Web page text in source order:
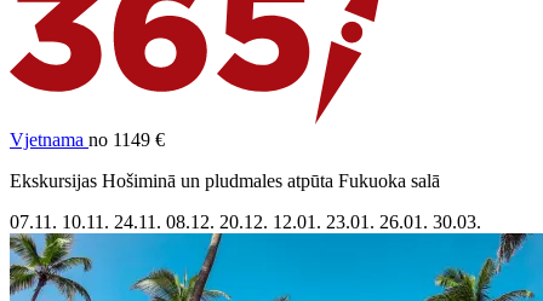
Vjetnama no 1149 €
Ekskursijas Hošiminā un pludmales atpūta Fukuoka salā
07.11. 10.11. 24.11. 08.12. 20.12. 12.01. 23.01. 26.01. 30.03.